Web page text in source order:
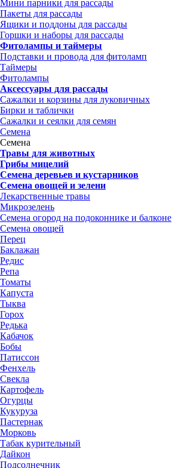
Мини парники для рассады
Пакеты для рассады
Ящики и поддоны для рассады
Горшки и наборы для рассады
Фитолампы и таймеры
Подставки и провода для фитоламп
Таймеры
Фитолампы
Аксессуары для рассады
Сажалки и корзины для луковичных
Бирки и таблички
Сажалки и сеялки для семян
Семена
Семена
Травы для животных
Грибы мицелий
Семена деревьев и кустарников
Семена овощей и зелени
Лекарственные травы
Микрозелень
Семена огород на подоконнике и балконе
Семена овощей
Перец
Баклажан
Редис
Репа
Томаты
Капуста
Тыква
Горох
Редька
Кабачок
Бобы
Патиссон
Фенхель
Свекла
Картофель
Огурцы
Кукуруза
Пастернак
Морковь
Табак курительный
Дайкон
Подсолнечник